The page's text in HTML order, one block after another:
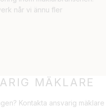
når vi ännu fler
MÄKLARE
Kontakta ansvarig mäklare